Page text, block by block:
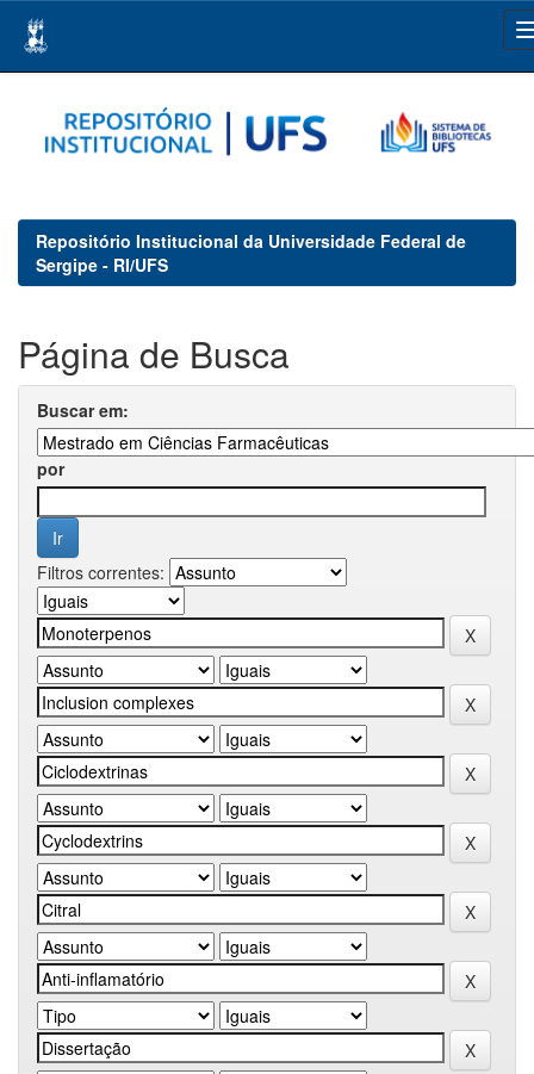
navigation
Repositório Institucional da Universidade Federal de
Sergipe - RI/UFS
Página de Busca
Buscar em:
por
Filtros correntes: